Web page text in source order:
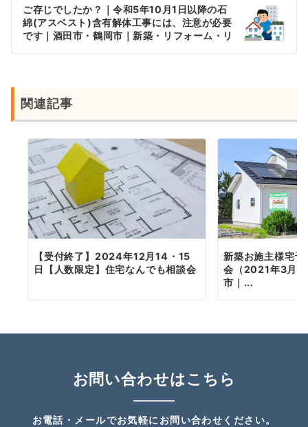
ゲ
ー
シ
ン
ご存じでしたか？｜令和5年10月1日以降の石
綿(アスベスト)含有解体工事には、注意が必要
です｜酒田市・鶴岡市｜新築・リフォーム・リ
関連記事
【受付終了】2024年12月14・15
日【人数限定】住宅なんでも相談会
新築お施主様宅
会（2021年3月
市｜...
お問い合わせはこちら
お電話・メールでお気軽にお問い合わせください。